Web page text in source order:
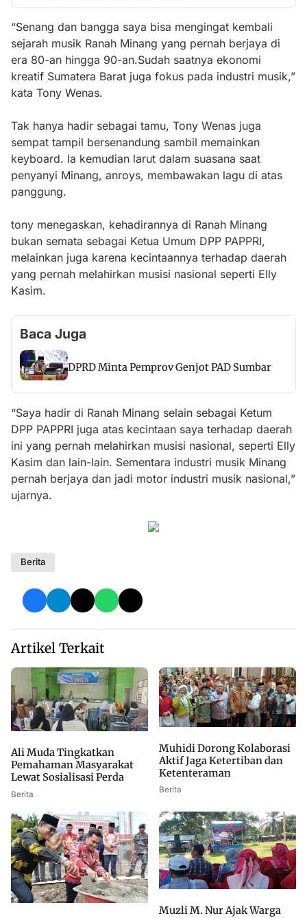
“Senang dan bangga saya bisa mengingat kembali
sejarah musik Ranah Minang yang pernah berjaya di
era 80-an hingga 90-an.Sudah saatnya ekonomi
kreatif Sumatera Barat juga fokus pada industri musik,”
kata Tony Wenas.
Tak hanya hadir sebagai tamu, Tony Wenas juga
sempat tampil bersenandung sambil memainkan
keyboard. Ia kemudian larut dalam suasana saat
penyanyi Minang, anroys, membawakan lagu di atas
panggung.
tony menegaskan, kehadirannya di Ranah Minang
bukan semata sebagai Ketua Umum DPP PAPPRI,
melainkan juga karena kecintaannya terhadap daerah
yang pernah melahirkan musisi nasional seperti Elly
Kasim.
Baca Juga
DPRD Minta Pemprov Genjot PAD Sumbar
“Saya hadir di Ranah Minang selain sebagai Ketum
DPP PAPPRI juga atas kecintaan saya terhadap daerah
ini yang pernah melahirkan musisi nasional, seperti Elly
Kasim dan lain-lain. Sementara industri musik Minang
pernah berjaya dan jadi motor industri musik nasional,”
ujarnya.
Berita
Artikel Terkait
Ali Muda Tingkatkan
Pemahaman Masyarakat
Lewat Sosialisasi Perda
Berita
Muhidi Dorong Kolaborasi
Aktif Jaga Ketertiban dan
Ketenteraman
Berita
Muzli M. Nur Ajak Warga